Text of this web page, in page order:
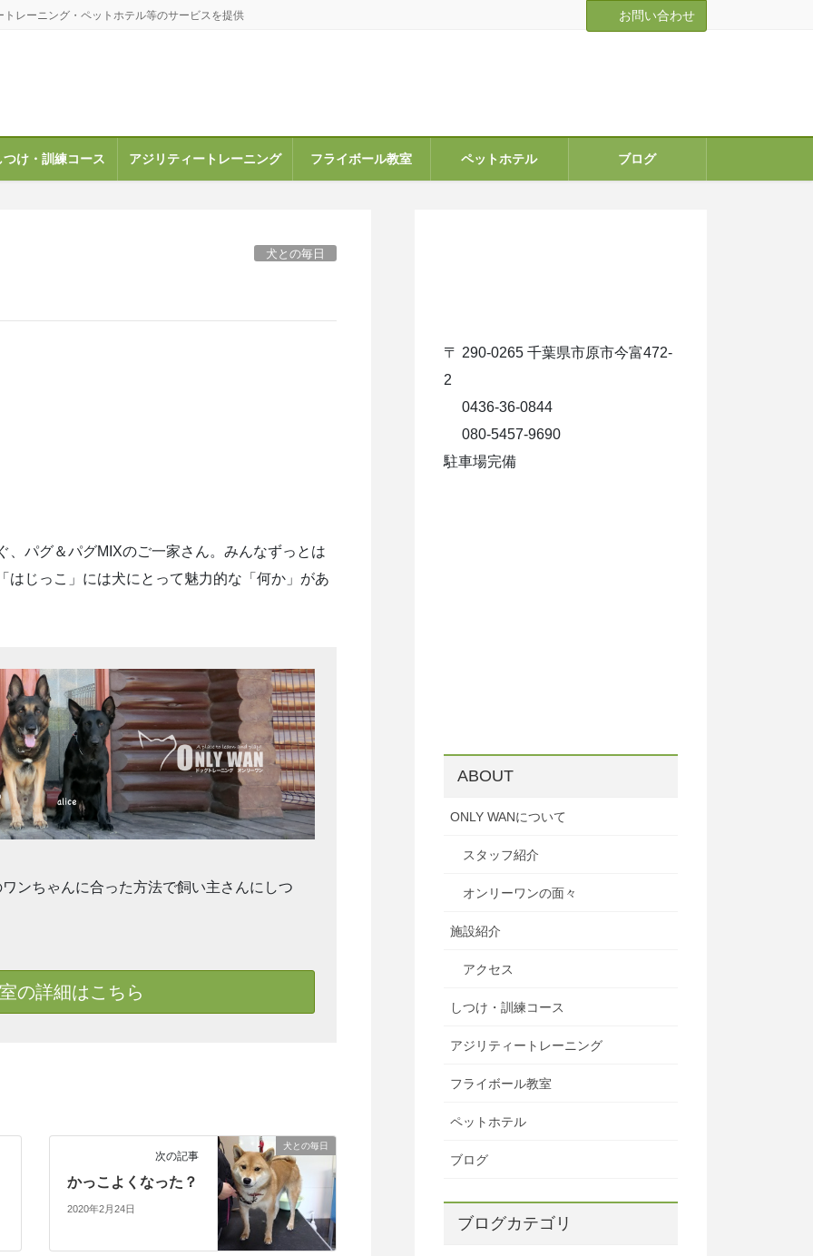
レーニング・ペットホテル等のサービスを提供 お問い合わせ
つけ・訓練コース アジリティートレーニング フライボール教室 ペットホテル ブログ
犬との毎日
、パグ＆パグMIXのご一家さん。みんなずっとは
はじっこ」には犬にとって魅力的な「何か」があ
ンちゃんに合った方法で飼い主さんにしつ
の詳細はこちら
犬との毎日
次の記事
かっこよくなった？
2020年2月24日
〒 290-0265 千葉県市原市今富472-
2
0436-36-0844
080-5457-9690
駐車場完備
ABOUT
ONLY WANについて
スタッフ紹介
オンリーワンの面々
施設紹介
アクセス
しつけ・訓練コース
アジリティートレーニング
フライボール教室
ペットホテル
ブログ
ブログカテゴリ